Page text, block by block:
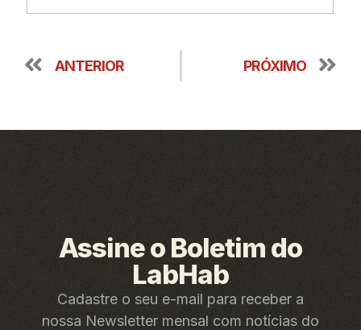
ANTERIOR PRÓXIMO
Assine o Boletim do
LabHab
Cadastre o seu e-mail para receber a
nossa Newsletter mensal com notícias do